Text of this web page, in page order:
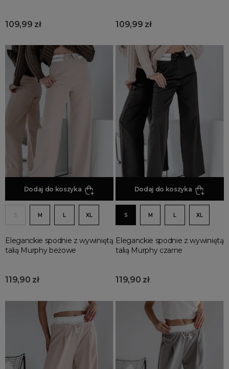
109,99 zł 109,99 zł
Dodaj do koszyka
S M L XL
Eleganckie spodnie z wywiniętą
talią Murphy beżowe
119,90 zł
Dodaj do koszyka
S M L XL
Eleganckie spodnie z wywiniętą
talią Murphy czarne
119,90 zł